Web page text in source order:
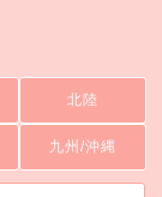
北陸
九州/沖縄